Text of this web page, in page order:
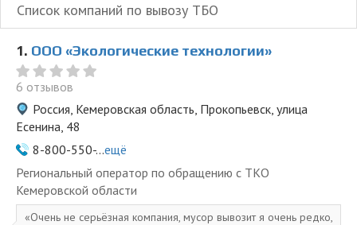
Список компаний по вывозу ТБО
1. ООО «Экологические технологии»
6 отзывов
Россия, Кемеровская область, Прокопьевск, улица
Есенина, 48
8-800-550-...ещё
Региональный оператор по обращению с ТКО
Кемеровской области
Очень не серьёзная компания, мусор вывозит я очень редко,